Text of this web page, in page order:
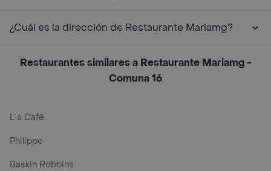
¿Cuál es la dirección de Restaurante Mariamg?
Restaurantes similares a Restaurante Mariamg -
Comuna 16
L´s Café
Philippe
Baskin Robbins